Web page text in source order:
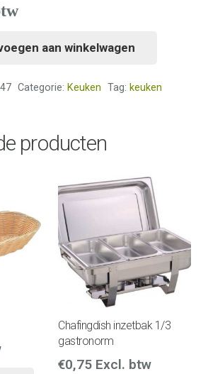
aan winkelwagen
Categorie: Keuken Tag: keuken
producten
Chafingdish inzetbak 1/3
gastronorm
€0,75 Excl. btw